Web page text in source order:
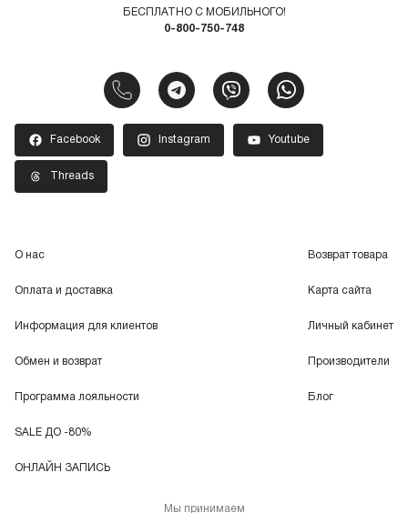
БЕСПЛАТНО С МОБИЛЬНОГО!
0-800-750-748
Facebook Instagram Youtube
Threads
О нас
Оплата и доставка
Информация для клиентов
Обмен и возврат
Программа лояльности
SALE ДО -80%
ОНЛАЙН ЗАПИСЬ
Возврат товара
Карта сайта
Личный кабинет
Производители
Блог
Мы принимаем